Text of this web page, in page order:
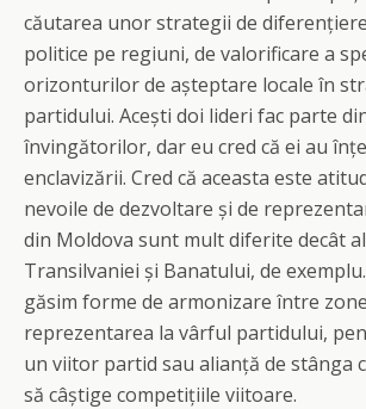
căutarea unor strategii de
politice pe regiuni, de valorificare a
orizonturilor de așteptare locale în
partidului. Acești doi lideri fac parte
învingătorilor, dar eu cred că ei au
enclavizării. Cred că aceasta este
nevoile de dezvoltare și de
din Moldova sunt mult diferite decât
Transilvaniei și Banatului, de
găsim forme de armonizare între
reprezentarea la vârful partidului,
un viitor partid sau alianță de stânga
să câștige competițiile viitoare.